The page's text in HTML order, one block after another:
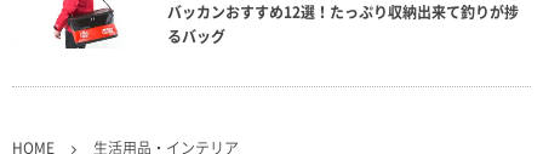
バッカンおすすめ12選！たっぷり収納出来て釣りが捗
るバッグ
HOME 生活用品・インテリア